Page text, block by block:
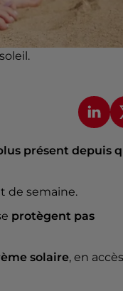
présent depuis
de semaine.
protègent pas
solaire, en accès